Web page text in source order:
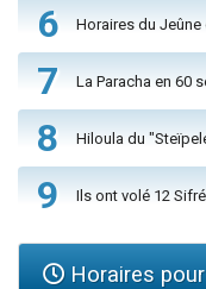
6 Horaires du Jeûne
7 La Paracha en 60
8 Hiloula du
9 Ils ont volé 12
Horaires